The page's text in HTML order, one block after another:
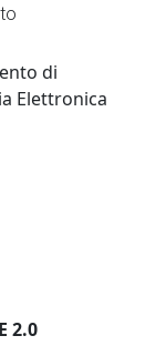
di
Elettronica
2.0